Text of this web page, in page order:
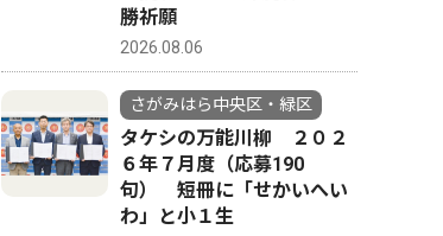
4
勝祈願
2026.08.06
さがみはら中央区・緑区
タケシの万能川柳 ２０２
６年７月度（応募190
句） 短冊に「せかいへい
わ」と小１生